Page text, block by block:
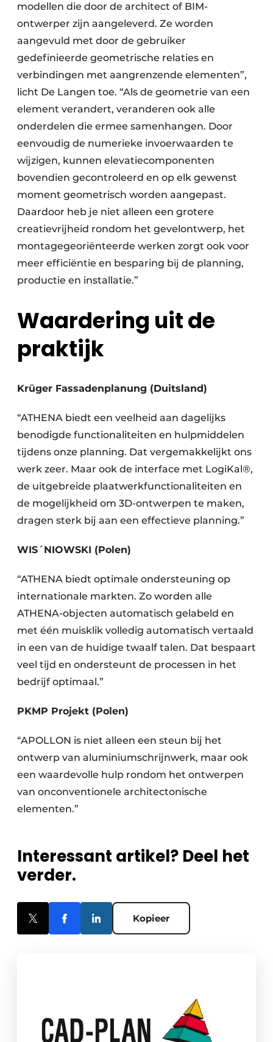
modellen die door de architect of BIM-
ontwerper zijn aangeleverd. Ze worden
aangevuld met door de gebruiker
gedefinieerde geometrische relaties en
verbindingen met aangrenzende elementen”,
licht De Langen toe. “Als de geometrie van een
element verandert, veranderen ook alle
onderdelen die ermee samenhangen. Door
eenvoudig de numerieke invoerwaarden te
wijzigen, kunnen elevatiecomponenten
bovendien gecontroleerd en op elk gewenst
moment geometrisch worden aangepast.
Daardoor heb je niet alleen een grotere
creatievrijheid rondom het gevelontwerp, het
montagegeoriënteerde werken zorgt ook voor
meer efficiëntie en besparing bij de planning,
productie en installatie.”
Waardering uit de
praktijk
Krüger Fassadenplanung (Duitsland)
“ATHENA biedt een veelheid aan dagelijks
benodigde functionaliteiten en hulpmiddelen
tijdens onze planning. Dat vergemakkelijkt ons
werk zeer. Maar ook de interface met LogiKal®,
de uitgebreide plaatwerkfunctionaliteiten en
de mogelijkheid om 3D-ontwerpen te maken,
dragen sterk bij aan een effectieve planning.”
WIS´NIOWSKI (Polen)
“ATHENA biedt optimale ondersteuning op
internationale markten. Zo worden alle
ATHENA-objecten automatisch gelabeld en
met één muisklik volledig automatisch vertaald
in een van de huidige twaalf talen. Dat bespaart
veel tijd en ondersteunt de processen in het
bedrijf optimaal.”
PKMP Projekt (Polen)
“APOLLON is niet alleen een steun bij het
ontwerp van aluminiumschrijnwerk, maar ook
een waardevolle hulp rondom het ontwerpen
van onconventionele architectonische
elementen.”
Interessant artikel? Deel het
verder.
Kopieer